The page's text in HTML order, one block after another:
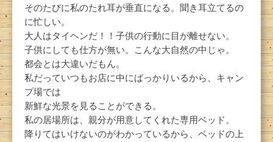
そのたびに私のたれ耳が垂直になる。聞き耳立てるの
に忙しい。
大人はタイヘンだ！！子供の行動に目が離せない。
子供にしても仕方が無い。こんな大自然の中じゃ。
都会とは大違いだもん。
私だっていつもお店に中にばっかりいるから、キャン
プ場では
新鮮な光景を見ることができる。
私の居場所は、親分が用意してくれた専用ベッド。
降りてはいけないのがわかっているから、ベッドの上